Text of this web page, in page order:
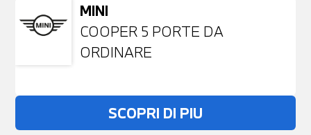
MINI
COOPER 5 PORTE DA
ORDINARE
SCOPRI DI PIU